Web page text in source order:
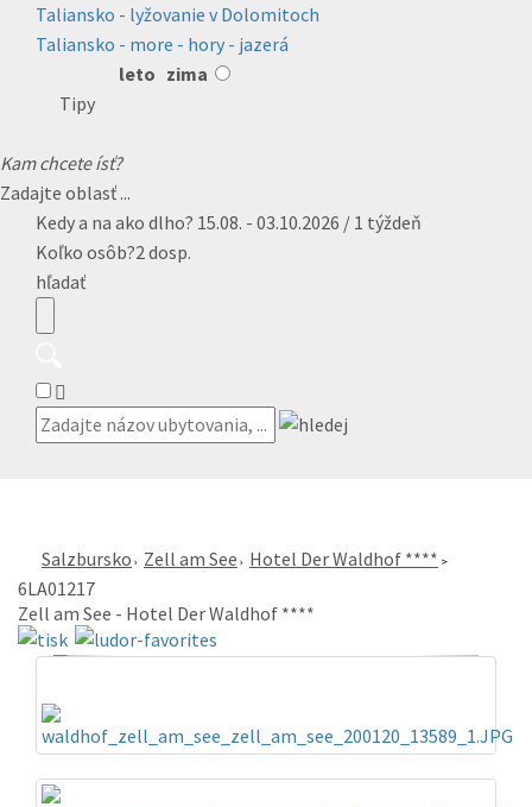
Taliansko - lyžovanie v Dolomitoch
Taliansko - more - hory - jazerá
leto zima
Tipy
Kam chcete ísť?
Zadajte oblasť ...
Kedy a na ako dlho? 15.08. - 03.10.2026 / 1 týždeň
Koľko osôb?2 dosp.
hľadať
Salzbursko Zell am See Hotel Der Waldhof ****
6LA01217
Zell am See - Hotel Der Waldhof ****